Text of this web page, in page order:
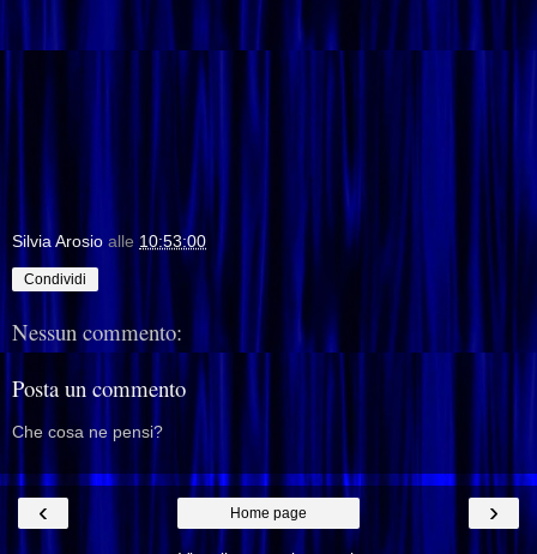
Silvia Arosio alle 10:53:00
Condividi
Nessun commento:
Posta un commento
Che cosa ne pensi?
‹ ›
Home page